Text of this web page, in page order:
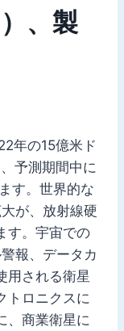
、製
年の15億米ド
予測期間中に
す。世界的な
が、放射線硬
す。宇宙での
報、データカ
用される衛星
トロニクスに
、商業衛星に